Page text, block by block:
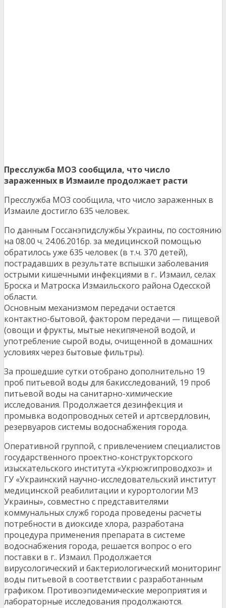
Пресслужба МОЗ сообщила, что число
зараженных в Измаиле продолжает расти
Пресслужба МОЗ сообщила, что число зараженных в
Измаиле достигло 635 человек.
По данным Госсанэпидслужбы Украины, по состоянию
на 08.00 ч. 24.06.2016р. за медицинской помощью
обратилось уже 635 человек (в т.ч. 370 детей),
пострадавших в результате вспышки заболевания
острыми кишечными инфекциями в г.. Измаил, селах
Броска и Матроска Измаильского района Одесской
области.
Основным механизмом передачи остается
контактно-бытовой, фактором передачи — пищевой
(овощи и фрукты, мытые некипяченой водой, и
употребление сырой воды, очищенной в домашних
условиях через бытовые фильтры).
За прошедшие сутки отобрано дополнительно 19
проб питьевой воды для бакисследований, 19 проб
питьевой воды на санитарно-химические
исследования. Продолжается дезинфекция и
промывка водопроводных сетей и артсвердловин,
резервуаров системы водоснабжения города.
Оперативной группой, с привлечением специалистов
государственного проектно-конструкторского
изыскательского института «Укрюжгипроводхоз» и
ГУ «Украинский научно-исследовательский институт
медицинской реабилитации и курортологии МЗ
Украины», совместно с представителями
коммунальных служб города проведены расчеты
потребности в диоксиде хлора, разработана
процедура применения препарата в системе
водоснабжения города, решается вопрос о его
поставки в г.. Измаил. Продолжается
вирусологический и бактериологический мониторинг
воды питьевой в соответствии с разработанным
графиком. Противоэпидемические мероприятия и
лабораторные исследования продолжаются.